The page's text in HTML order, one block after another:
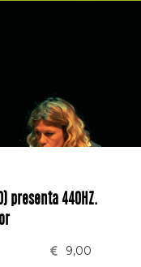
presenta 440HZ.
9,00